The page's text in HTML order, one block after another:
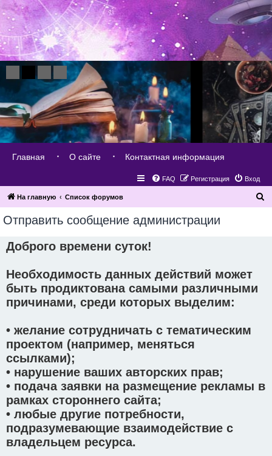
Главная О сайте Контактная информация
Вход
Регистрация
FAQ
На главную Список форумов
Отправить сообщение администрации
Доброго времени суток!
Необходимость данных действий может
быть продиктована самыми различными
причинами, среди которых выделим:
• желание сотрудничать с тематическим
проектом (например, меняться
ссылками);
• нарушение ваших авторских прав;
• подача заявки на размещение рекламы в
рамках стороннего сайта;
• любые другие потребности,
подразумевающие взаимодействие с
владельцем ресурса.